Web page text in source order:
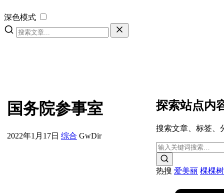
深色模式
国务院参事室
2022年1月17日 综合 GwDir
探索站点内
搜索文章、标签、
热搜 爱美丽 棵棵树